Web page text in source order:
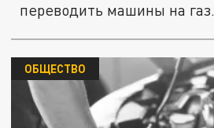
переводить машины на газ.
ОБЩЕСТВО